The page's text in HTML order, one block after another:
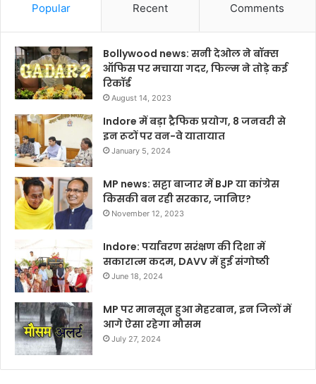
Popular Recent Comments
Bollywood news: सनी देओल ने बॉक्स
ऑफिस पर मचाया गदर, फिल्म ने तोड़े कई
रिकॉर्ड
August 14, 2023
Indore में बड़ा ट्रैफिक प्रयोग, 8 जनवरी से
इन रूटों पर वन-वे यातायात
January 5, 2024
MP news: सट्टा बाजार में BJP या कांग्रेस
किसकी बन रही सरकार, जानिए?
November 12, 2023
Indore: पर्यावरण सरंक्षण की दिशा में
सकारात्म कदम, DAVV में हुई संगोष्ठी
June 18, 2024
MP पर मानसून हुआ मेहरबान, इन जिलों में
आगे ऐसा रहेगा मौसम
July 27, 2024